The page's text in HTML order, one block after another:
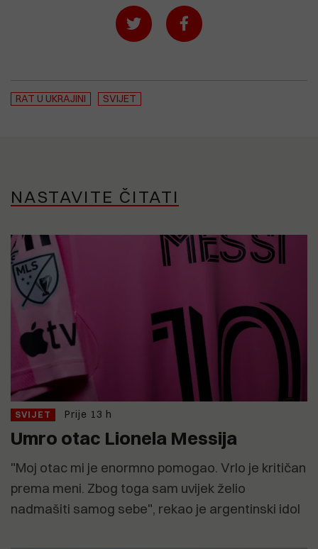
RAT U UKRAJINI SVIJET
NASTAVITE ČITATI
SVIJET Prije 13 h
Umro otac Lionela Messija
"Moj otac mi je enormno pomogao. Vrlo je kritičan
prema meni. Zbog toga sam uvijek želio
nadmašiti samog sebe", rekao je argentinski idol